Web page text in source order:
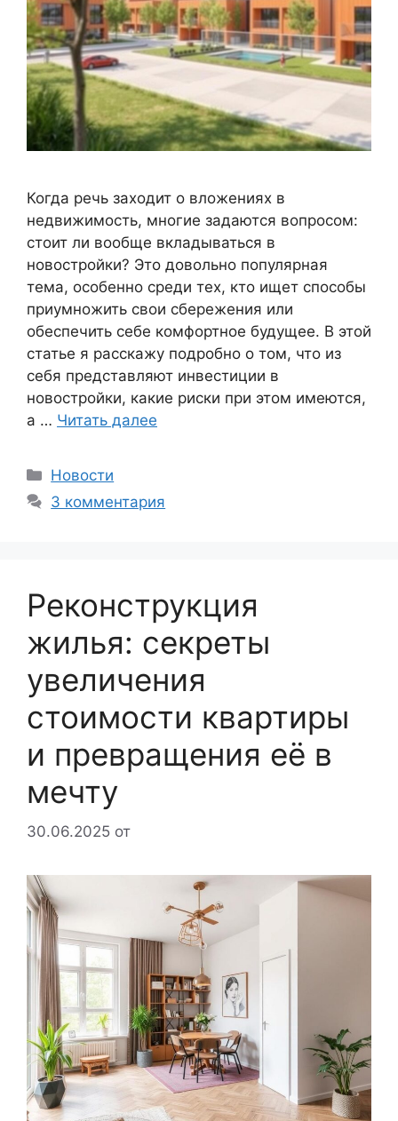
Когда речь заходит о вложениях в
недвижимость, многие задаются вопросом:
стоит ли вообще вкладываться в
новостройки? Это довольно популярная
тема, особенно среди тех, кто ищет способы
приумножить свои сбережения или
обеспечить себе комфортное будущее. В этой
статье я расскажу подробно о том, что из
себя представляют инвестиции в
новостройки, какие риски при этом имеются,
а … Читать далее
Рубрики
Новости
3 комментария
Реконструкция
жилья: секреты
увеличения
стоимости квартиры
и превращения её в
мечту
30.06.2025 от